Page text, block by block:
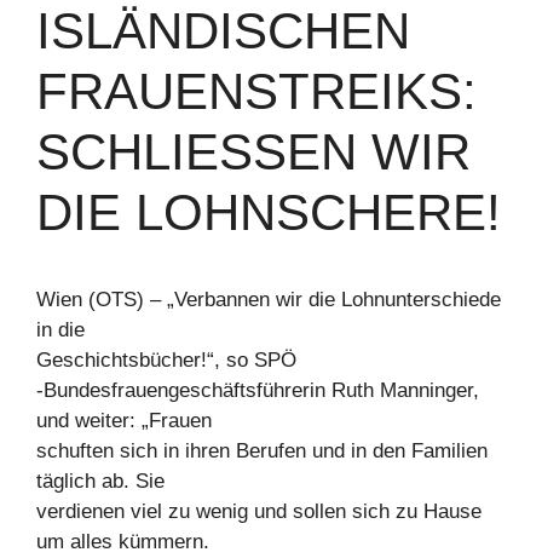
ISLÄNDISCHEN
FRAUENSTREIKS:
SCHLIESSEN WIR D
IE LOHNSCHERE!
Wien (OTS) – „Verbannen wir die Lohnunterschiede
in die
Geschichtsbücher!“, so SPÖ
-Bundesfrauengeschäftsführerin Ruth Manninger,
und weiter: „Frauen
schuften sich in ihren Berufen und in den Familien
täglich ab. Sie
verdienen viel zu wenig und sollen sich zu Hause
um alles kümmern.